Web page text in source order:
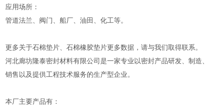
应用场所：
管道法兰、阀门、船厂、油田、化工等。
更多关于石棉垫片、石棉橡胶垫片更多数据，请与我们取得联系。
河北廊坊隆泰密封材料有限公司是一家专业以密封产品研发、制造、
销售以及提供工程技术服务的生产型企业。
本厂主要产品有：